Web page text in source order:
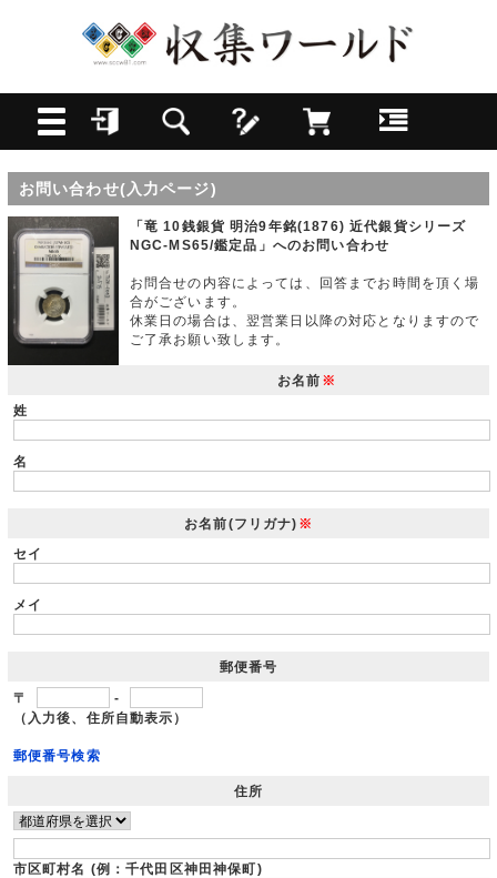
お問い合わせ(入力ページ)
「竜 10銭銀貨 明治9年銘(1876) 近代銀貨シリーズ
NGC-MS65/鑑定品」へのお問い合わせ
お問合せの内容によっては、回答までお時間を頂く場
合がございます。
休業日の場合は、翌営業日以降の対応となりますので
ご了承お願い致します。
お名前 ※
姓
名
お名前(フリガナ) ※
セイ
メイ
郵便番号
〒
-
（入力後、住所自動表示）
郵便番号検索
住所
市区町村名 (例：千代田区神田神保町)